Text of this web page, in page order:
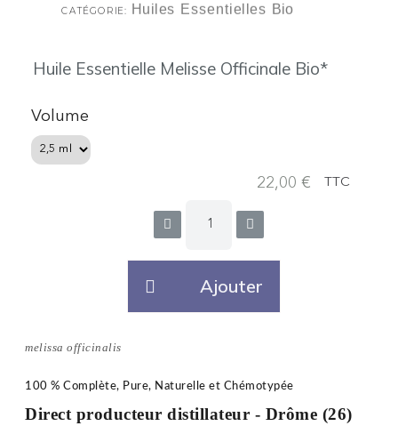
CATÉGORIE Huiles Essentielles Bio
Huile Essentielle Melisse Officinale Bio*
Volume
22,00 € TTC
Ajouter
melissa officinalis
100 % Complète, Pure, Naturelle et Chémotypée
Direct producteur distillateur - Drôme (26)